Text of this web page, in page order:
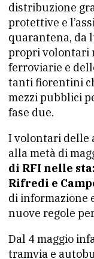
distribuzione
protettive e
quarantena, da
propri volontari
ferroviarie e
tanti fiorentini
mezzi pubblici
fase due.
I volontari delle
alla metà di
di RFI nelle
Rifredi e
di informazione
nuove regole
Dal 4 maggio
tramvia e